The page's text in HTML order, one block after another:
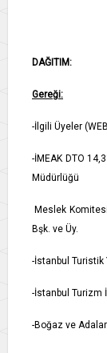
Genel
DAĞITIM:
Gereği:
-İlgili Üyeler
-İMEAK DTO
Müdürlüğü
Meslek
Bşk. ve Üy.
-İstanbul
-İstanbul Turizm
-Boğaz ve